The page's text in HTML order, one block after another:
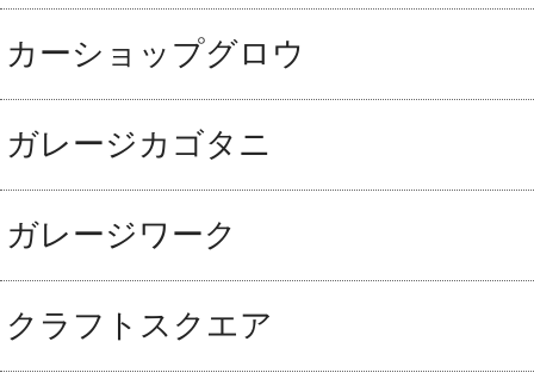
カーショップグロウ
ガレージカゴタニ
ガレージワーク
クラフトスクエア